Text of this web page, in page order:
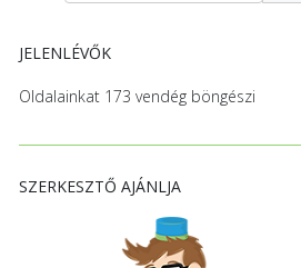
JELENLÉVŐK
Oldalainkat 173 vendég böngészi
SZERKESZTŐ AJÁNLJA